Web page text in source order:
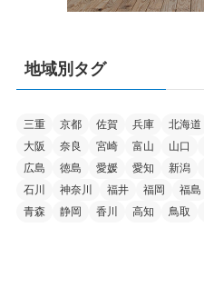
地域別タグ
三重 京都 佐賀 兵庫 北海道
大阪
奈良 宮崎 富山 山口
広島
徳島 愛媛 愛知 新潟
石川
神奈川 福井 福岡 福島
青森
静岡 香川 高知 鳥取